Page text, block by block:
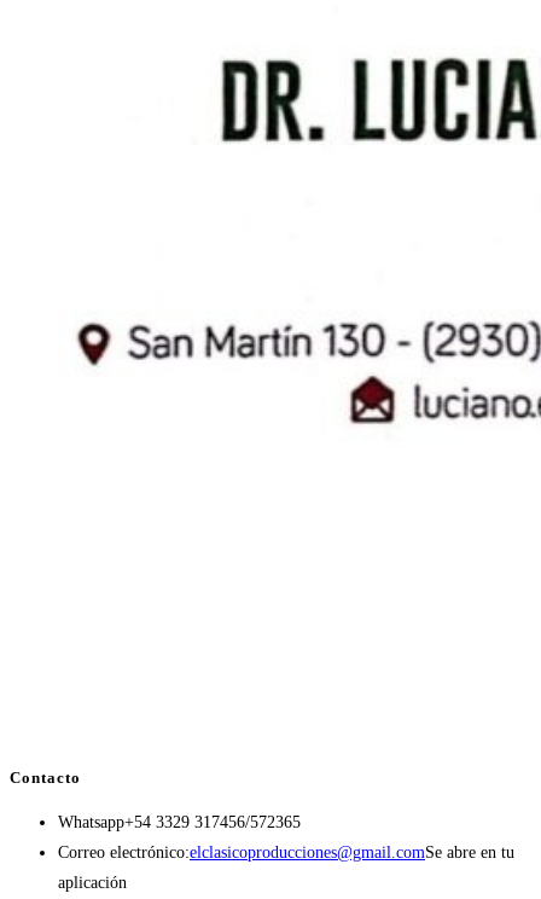
Contacto
Whatsapp+54 3329 317456/572365
Correo electrónico:elclasicoproducciones@gmail.comSe abre en tu
aplicación